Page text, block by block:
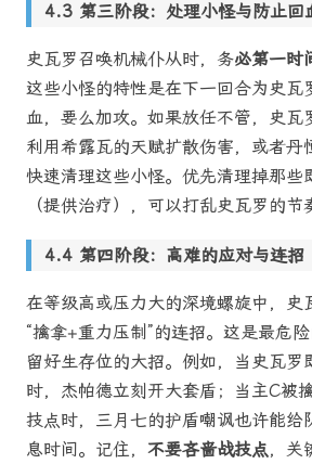
第三阶段：处理小怪与防止回
史瓦罗召唤机械仆从时，务必第一时
这些小怪的特性是在下一回合为史瓦
血，要么加攻。如果放任不管，史瓦
利用希露瓦的天赋扩散伤害，或者丹
快速清理这些小怪。优先清理掉那些
（提供治疗），可以打乱史瓦罗的节
第四阶段：高难的应对与连招
在等级高或压力大的深境螺旋中，史
“擒拿+重力压制”的连招。这是最危
留好生存位的大招。例如，当史瓦罗
时，杰帕德立刻开大套盾；当主C被
技点时，三月七的护盾嘲讽也许能给
息时间。记住， 不要吝啬战技点，关